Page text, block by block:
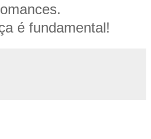
é fundamental!